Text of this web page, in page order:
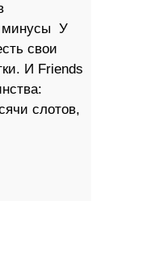
минусы У
свои
И Friends
слотов,